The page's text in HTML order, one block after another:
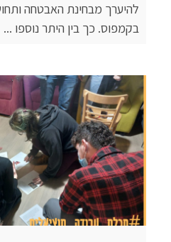
להיערך מבחינת האבטחה
בקמפוס. כך בין היתר נוספו ...